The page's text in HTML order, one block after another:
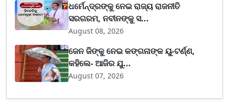
ଧର୍ମେନ୍ଦ୍ରଙ୍କୁ ନେଇ ରାଜ୍ୟ ରାଜନୀତି
ସରଗରମ, ନବୀନଙ୍କୁ ସ...
August 08, 2026
ଜେନ ଜିଙ୍କୁ ନେଇ କଙ୍ଗନାଙ୍କ ୟୁ-ଟର୍ଣ୍ଣ,
କହିଲେ- ଆଜିର ଯୁ...
August 07, 2026